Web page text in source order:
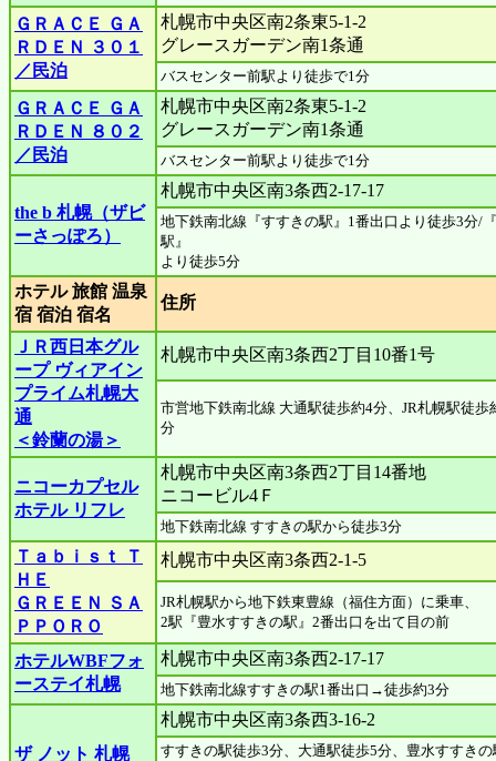
ＧＲＡＣＥ ＧＡ
ＲＤＥＮ ３０１
／民泊
札幌市中央区南2条東5-1-2
グレースガーデン南1条通
バスセンター前駅より徒歩で1分
ＧＲＡＣＥ ＧＡ
ＲＤＥＮ ８０２
／民泊
札幌市中央区南2条東5-1-2
グレースガーデン南1条通
バスセンター前駅より徒歩で1分
the b 札幌（ザビ
ーさっぽろ）
札幌市中央区南3条西2-17-17
地下鉄南北線『すすきの駅』1番出口より徒歩3分/
駅』
より徒歩5分
ホテル 旅館 温泉
宿 宿泊 宿名
住所
ＪＲ西日本グル
ープ ヴィアイン
プライム札幌大
通
＜鈴蘭の湯＞
札幌市中央区南3条西2丁目10番1号
市営地下鉄南北線 大通駅徒歩約4分、JR札幌駅徒歩
分
ニコーカプセル
ホテル リフレ
札幌市中央区南3条西2丁目14番地
ニコービル4Ｆ
地下鉄南北線 すすきの駅から徒歩3分
Ｔａｂｉｓｔ Ｔ
ＨＥ
ＧＲＥＥＮ ＳＡ
ＰＰＯＲＯ
札幌市中央区南3条西2-1-5
JR札幌駅から地下鉄東豊線（福住方面）に乗車、
2駅『豊水すすきの駅』2番出口を出て目の前
ホテルWBFフォ
ーステイ札幌
札幌市中央区南3条西2-17-17
地下鉄南北線すすきの駅1番出口→徒歩約3分
ザ ノット 札幌
札幌市中央区南3条西3-16-2
すすきの駅徒歩3分、大通駅徒歩5分、豊水すすきの